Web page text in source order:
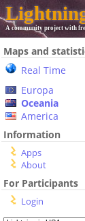
A community project with
Maps and
Real Time
Europa
Oceania
America
Information
Apps
About
For Participants
Login